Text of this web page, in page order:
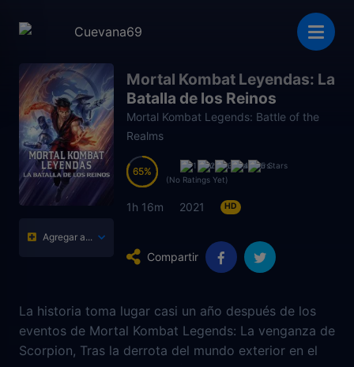
Agregar a...
Mortal Kombat Leyendas: La
Batalla de los Reinos
Mortal Kombat Legends: Battle of the
Realms
65
65
(No Ratings Yet)
1h 16m 2021 HD
Compartir
La historia toma lugar casi un año después de los
eventos de Mortal Kombat Legends: La venganza de
Scorpion, Tras la derrota del mundo exterior en el